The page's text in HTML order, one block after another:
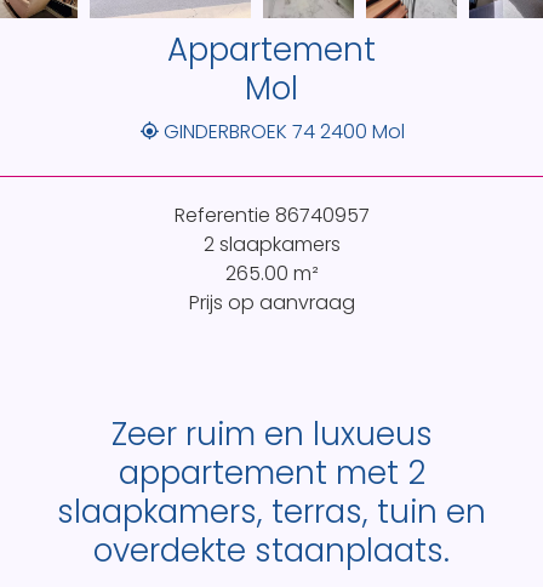
Appartement
Mol
GINDERBROEK 74 2400 Mol
Referentie 86740957
2 slaapkamers
265.00 m²
Prijs op aanvraag
Zeer ruim en luxueus
appartement met 2
slaapkamers, terras, tuin en
overdekte staanplaats.